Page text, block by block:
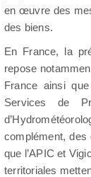
en œuvre des
des biens.
En France, la
repose
France ainsi
Services de
complément, des
que l’APIC et
territoriales